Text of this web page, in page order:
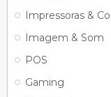
Impressoras &
Imagem & Som
POS
Gaming